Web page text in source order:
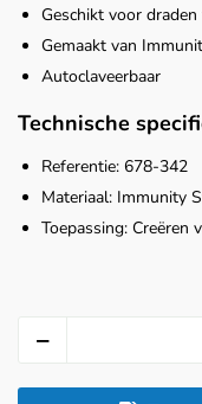
Geschikt voor
Gemaakt van
Autoclaveerbaar
Technische
Referentie: 678-342
Materiaal: Immunity
Toepassing: Creëren